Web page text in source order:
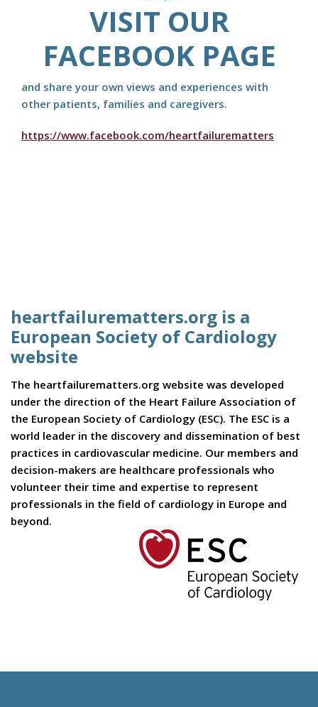
VISIT OUR
FACEBOOK PAGE
and share your own views and experiences with
other patients, families and caregivers.
https://www.facebook.com/heartfailurematters
heartfailurematters.org is a
European Society of Cardiology
website
The heartfailurematters.org website was developed
under the direction of the Heart Failure Association of
the European Society of Cardiology (ESC). The ESC is a
world leader in the discovery and dissemination of best
practices in cardiovascular medicine. Our members and
decision-makers are healthcare professionals who
volunteer their time and expertise to represent
professionals in the field of cardiology in Europe and
beyond.